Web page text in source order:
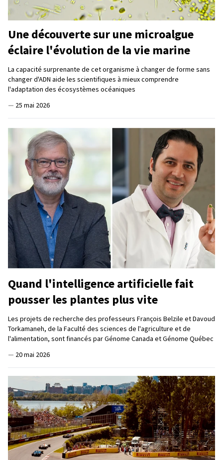
Une découverte sur une microalgue
éclaire l'évolution de la vie marine
La capacité surprenante de cet organisme à changer de forme sans
changer d'ADN aide les scientifiques à mieux comprendre
l'adaptation des écosystèmes océaniques
— 25 mai 2026
Quand l'intelligence artificielle fait
pousser les plantes plus vite
Les projets de recherche des professeurs François Belzile et Davoud
Torkamaneh, de la Faculté des sciences de l'agriculture et de
l'alimentation, sont financés par Génome Canada et Génome Québec
— 20 mai 2026